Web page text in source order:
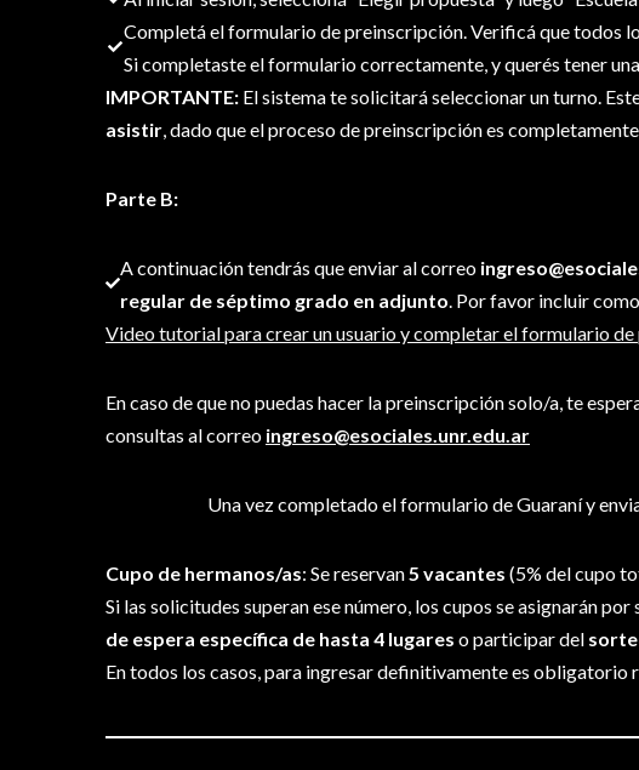
Completá el formulario de preinscripción. Verificá que todos
Si completaste el formulario correctamente, y querés tener
IMPORTANTE: El sistema te solicitará seleccionar un turno.
asistir, dado que el proceso de preinscripción es
Parte B:
A continuación tendrás que enviar al correo
regular de séptimo grado en adjunto. Por favor incluir
Video tutorial para crear un usuario y completar el formulario
En caso de que no puedas hacer la preinscripción solo/a, te
consultas al correo ingreso@esociales.unr.edu.ar
Una vez completado el formulario de Guaraní y
Cupo de hermanos/as: Se reservan5 vacantes (5% del cupo
Si las solicitudes superan ese número, los cupos se asignarán
de espera específica de hasta 4 lugares o participar del
En todos los casos, para ingresar definitivamente es obligatorio